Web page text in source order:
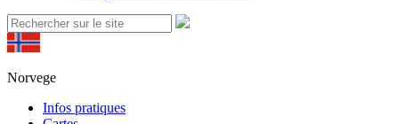
Norvege
Infos pratiques